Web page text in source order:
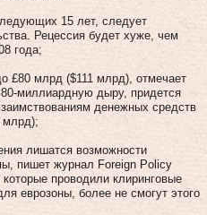
15 лет, следует
Рецессия будет хуже, чем
года;
£80 млрд ($111 млрд), отмечает
миллиардную дыру, придется
денежных средств
млрд);
лишатся возможности
пишет журнал Foreign Policy
проводили клиринговые
еврозоны, более не смогут этого